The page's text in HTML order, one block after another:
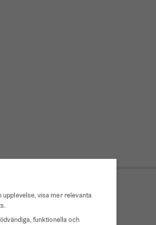
visa mer relevanta
funktionella och